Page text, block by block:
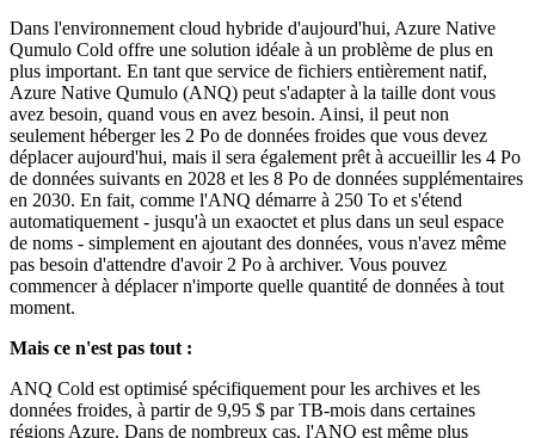
Dans l'environnement cloud hybride d'aujourd'hui, Azure Native
Qumulo Cold offre une solution idéale à un problème de plus en
plus important. En tant que service de fichiers entièrement natif,
Azure Native Qumulo (ANQ) peut s'adapter à la taille dont vous
avez besoin, quand vous en avez besoin. Ainsi, il peut non
seulement héberger les 2 Po de données froides que vous devez
déplacer aujourd'hui, mais il sera également prêt à accueillir les 4 Po
de données suivants en 2028 et les 8 Po de données supplémentaires
en 2030. En fait, comme l'ANQ démarre à 250 To et s'étend
automatiquement - jusqu'à un exaoctet et plus dans un seul espace
de noms - simplement en ajoutant des données, vous n'avez même
pas besoin d'attendre d'avoir 2 Po à archiver. Vous pouvez
commencer à déplacer n'importe quelle quantité de données à tout
moment.
Mais ce n'est pas tout :
ANQ Cold est optimisé spécifiquement pour les archives et les
données froides, à partir de 9,95 $ par TB-mois dans certaines
régions Azure. Dans de nombreux cas, l'ANQ est même plus